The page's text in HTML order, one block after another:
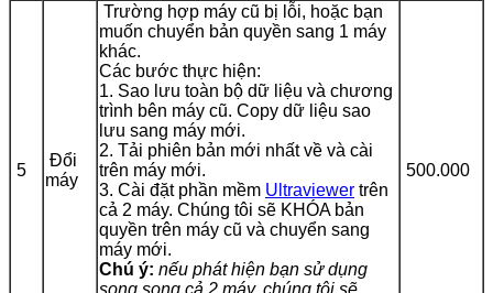
5
Đổi
máy
Trường hợp máy cũ bị lỗi, hoặc bạn
muốn chuyển bản quyền sang 1 máy
khác.
Các bước thực hiện:
1. Sao lưu toàn bộ dữ liệu và chương
trình bên máy cũ. Copy dữ liệu sao
lưu sang máy mới.
2. Tải phiên bản mới nhất về và cài
trên máy mới.
3. Cài đặt phần mềm Ultraviewer trên
cả 2 máy. Chúng tôi sẽ KHÓA bản
quyền trên máy cũ và chuyển sang
máy mới.
Chú ý: nếu phát hiện bạn sử dụng
song song cả 2 máy, chúng tôi sẽ
500.000